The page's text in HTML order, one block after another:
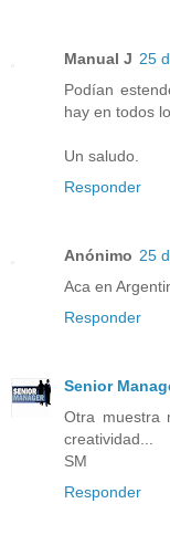
Manual J 25
Podían
hay en todos
Un saludo.
Responder
Anónimo 25
Aca en
Responder
Senior
Otra muestra
creatividad...
SM
Responder